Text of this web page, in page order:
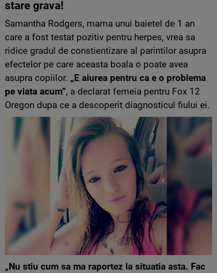
stare grava!
Samantha Rodgers, mama unui baietel de 1 an
care a fost testat pozitiv pentru herpes, vrea sa
ridice gradul de constientizare al parintilor asupra
efectelor pe care aceasta boala o poate avea
asupra copiilor. „E aiurea pentru ca e o problema
pe viata acum”, a declarat femeia pentru Fox 12
Oregon dupa ce a descoperit diagnosticul fiului ei.
„Nu stiu cum sa ma raportez la situatia asta. Fac